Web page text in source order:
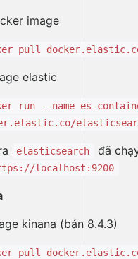
image
pull
elastic
run --name es-
elasticsearch đã
localhost:9200
kinana (bản 8.4.3)
pull